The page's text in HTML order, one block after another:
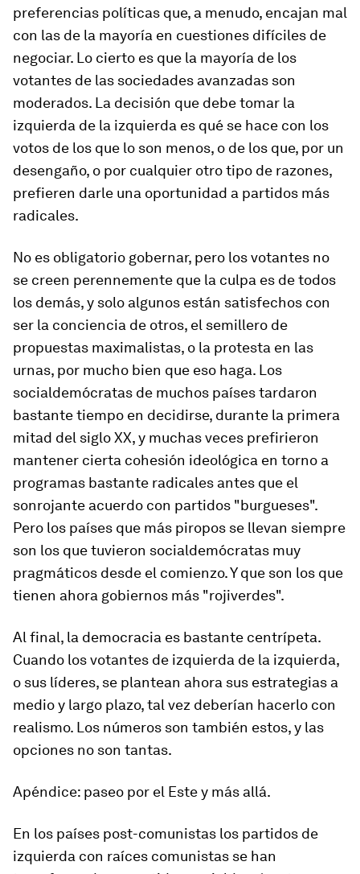
preferencias políticas que, a menudo, encajan mal
con las de la mayoría en cuestiones difíciles de
negociar. Lo cierto es que la mayoría de los
votantes de las sociedades avanzadas son
moderados. La decisión que debe tomar la
izquierda de la izquierda es qué se hace con los
votos de los que lo son menos, o de los que, por un
desengaño, o por cualquier otro tipo de razones,
prefieren darle una oportunidad a partidos más
radicales.
No es obligatorio gobernar, pero los votantes no
se creen perennemente que la culpa es de todos
los demás, y solo algunos están satisfechos con
ser la conciencia de otros, el semillero de
propuestas maximalistas, o la protesta en las
urnas, por mucho bien que eso haga. Los
socialdemócratas de muchos países tardaron
bastante tiempo en decidirse, durante la primera
mitad del siglo XX, y muchas veces prefirieron
mantener cierta cohesión ideológica en torno a
programas bastante radicales antes que el
sonrojante acuerdo con partidos "burgueses".
Pero los países que más piropos se llevan siempre
son los que tuvieron socialdemócratas muy
pragmáticos desde el comienzo. Y que son los que
tienen ahora gobiernos más "rojiverdes".
Al final, la democracia es bastante centrípeta.
Cuando los votantes de izquierda de la izquierda,
o sus líderes, se plantean ahora sus estrategias a
medio y largo plazo, tal vez deberían hacerlo con
realismo. Los números son también estos, y las
opciones no son tantas.
Apéndice: paseo por el Este y más allá.
En los países post-comunistas los partidos de
izquierda con raíces comunistas se han